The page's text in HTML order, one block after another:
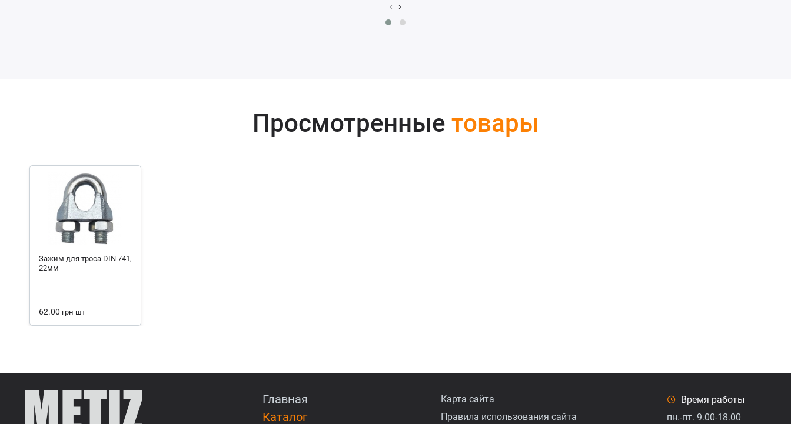
‹ ›
Просмотренные товары
Зажим для троса DIN 741,
22мм
62.00 грн шт
Главная
Каталог
Карта сайта
Правила использования сайта
Время работы
пн.-пт. 9.00-18.00